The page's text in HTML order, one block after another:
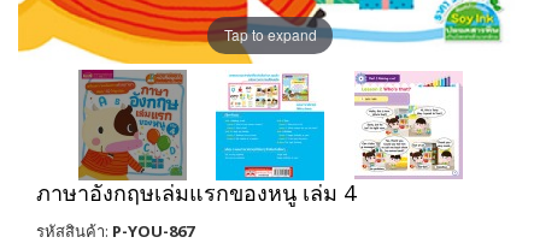
Tap to expand
ภาษาอังกฤษเล่มแรกของหนู เล่ม 4
รหัสสินค้า: P-YOU-867